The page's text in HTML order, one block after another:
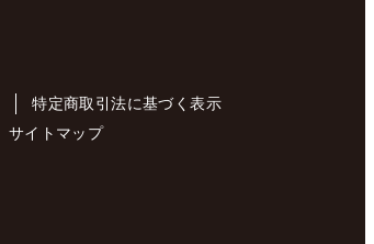
特定商取引法に基づく表示
サイトマップ